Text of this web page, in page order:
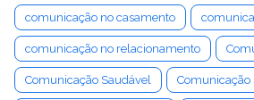
comunicação no casamento
comunicação no relacionamento
Comunicação Saudável Comunicação